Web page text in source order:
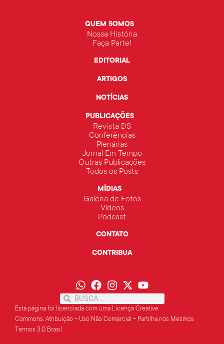
QUEM SOMOS
Nossa História
Faça Parte!
EDITORIAL
ARTIGOS
NOTÍCIAS
PUBLICAÇÕES
Revista DS
Conferências
Plenárias
Jornal Em Tempo
Outras Publicações
Todos os Posts
MÍDIAS
Galeria de Fotos
Vídeos
Podcast
CONTATO
CONTRIBUA
Esta página foi licenciada com uma Licença Creative
Commons. Atribuição – Uso Não Comercial – Partilha nos Mesmos
Termos 3.0 Brasil